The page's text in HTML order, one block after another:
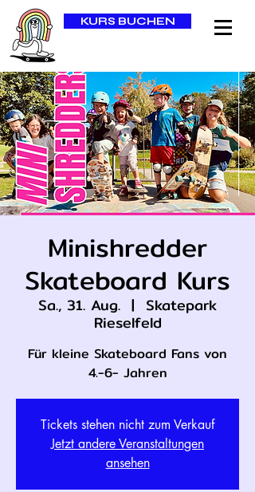
KURS BUCHEN
Minishredder
Skateboard Kurs
Sa., 31. Aug.
  |
Skatepark
Rieselfeld
Für kleine Skateboard Fans von
Tickets stehen nicht zum Verkauf
Jetzt andere Veranstaltungen
ansehen